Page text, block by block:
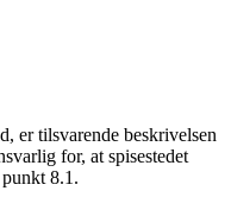
er tilsvarende beskrivelsen
for, at spisestedet
8.1.